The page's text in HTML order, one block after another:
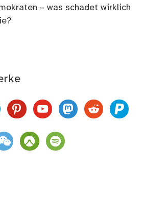
– was schadet wirklich
pinterestyoutubemastodon
reddit paypal
komootspotify